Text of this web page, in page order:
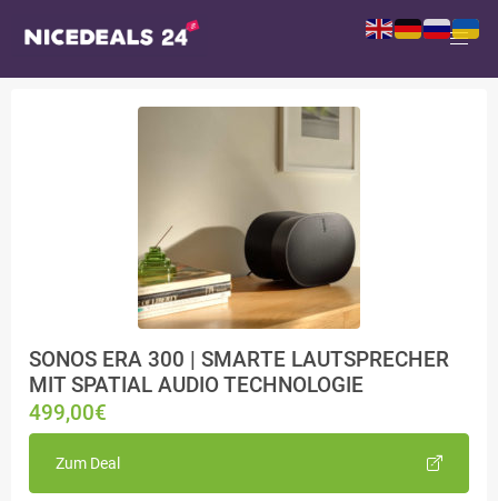
SONOS ERA 300 | SMARTE LAUTSPRECHER
MIT SPATIAL AUDIO TECHNOLOGIE
499,00€
Zum Deal